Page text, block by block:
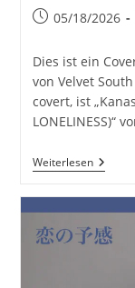
Beitrag05/18/2026
Dies ist ein
von Velvet
covert, ist
LONELINESS)“
Weiterlesen
Ga
STOP
THE